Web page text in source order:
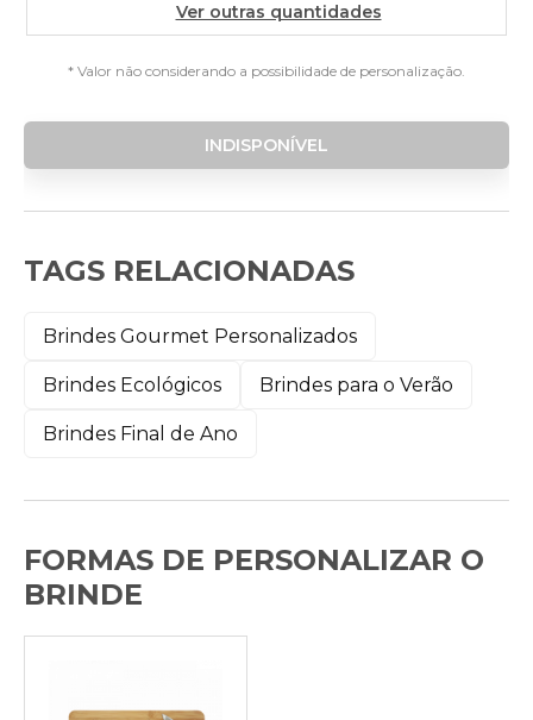
Ver outras quantidades
* Valor não considerando a possibilidade de personalização.
INDISPONÍVEL
TAGS RELACIONADAS
Brindes Gourmet Personalizados
Brindes Ecológicos Brindes para o Verão
Brindes Final de Ano
FORMAS DE PERSONALIZAR O
BRINDE